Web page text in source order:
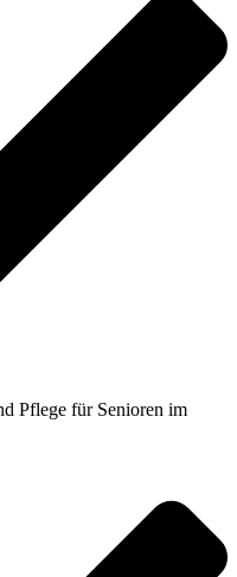
Pflege für Senioren im